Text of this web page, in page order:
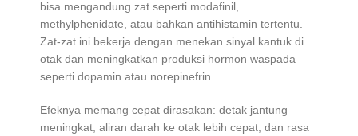
bisa mengandung zat seperti modafinil,
methylphenidate, atau bahkan antihistamin tertentu.
Zat-zat ini bekerja dengan menekan sinyal kantuk di
otak dan meningkatkan produksi hormon waspada
seperti dopamin atau norepinefrin.
Efeknya memang cepat dirasakan: detak jantung
meningkat, aliran darah ke otak lebih cepat, dan rasa